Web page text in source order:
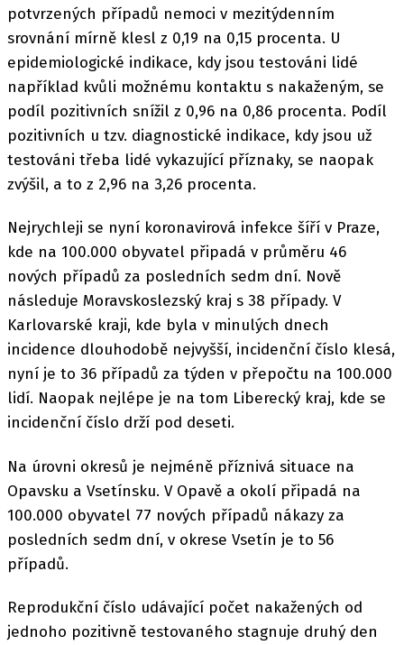
potvrzených případů nemoci v mezitýdenním
srovnání mírně klesl z 0,19 na 0,15 procenta. U
epidemiologické indikace, kdy jsou testováni lidé
například kvůli možnému kontaktu s nakaženým, se
podíl pozitivních snížil z 0,96 na 0,86 procenta. Podíl
pozitivních u tzv. diagnostické indikace, kdy jsou už
testováni třeba lidé vykazující příznaky, se naopak
zvýšil, a to z 2,96 na 3,26 procenta.
Nejrychleji se nyní koronavirová infekce šíří v Praze,
kde na 100.000 obyvatel připadá v průměru 46
nových případů za posledních sedm dní. Nově
následuje Moravskoslezský kraj s 38 případy. V
Karlovarské kraji, kde byla v minulých dnech
incidence dlouhodobě nejvyšší, incidenční číslo klesá,
nyní je to 36 případů za týden v přepočtu na 100.000
lidí. Naopak nejlépe je na tom Liberecký kraj, kde se
incidenční číslo drží pod deseti.
Na úrovni okresů je nejméně příznivá situace na
Opavsku a Vsetínsku. V Opavě a okolí připadá na
100.000 obyvatel 77 nových případů nákazy za
posledních sedm dní, v okrese Vsetín je to 56
případů.
Reprodukční číslo udávající počet nakažených od
jednoho pozitivně testovaného stagnuje druhý den